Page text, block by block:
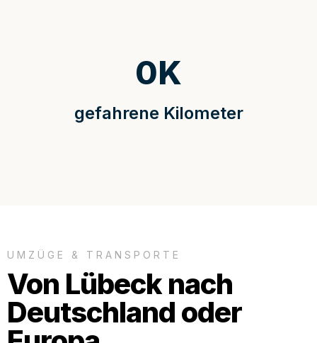
gefahrene Kilometer
0K
UMZÜGE & TRANSPORTE
Von Lübeck nach
Deutschland oder